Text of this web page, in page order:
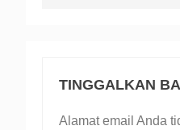
TINGGALKAN
Alamat email Anda